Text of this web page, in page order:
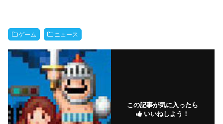
ゲーム ニュース
この記事が気に入ったら
いいねしよう！